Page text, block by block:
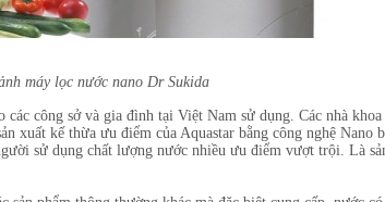
máy lọc nước nano Dr Sukida
công sở và gia đình tại Việt Nam sử dụng. Các nhà
kế thừa ưu điểm của Aquastar bằng công nghệ Nano
sử dụng chất lượng nước nhiều ưu điểm vượt trội. Là